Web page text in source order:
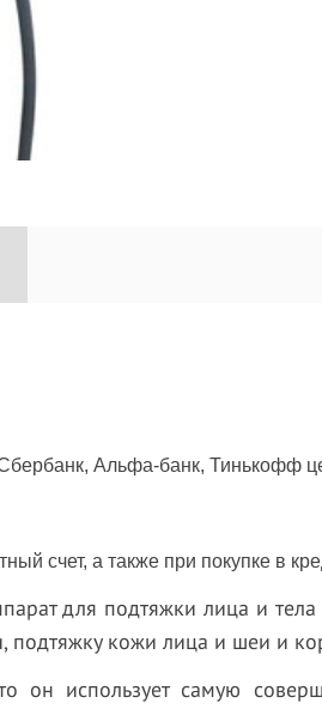
Альфа-банк, Тинькофф
счет, а также при покупке в
для подтяжки лица и
подтяжку кожи лица и шеи и
он использует самую